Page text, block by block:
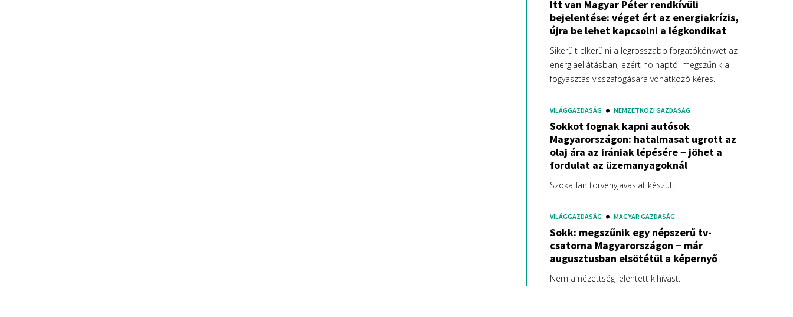
Itt van Magyar Péter rendkívüli
bejelentése: véget ért az energiakrízis,
újra be lehet kapcsolni a légkondikat
Sikerült elkerülni a legrosszabb forgatókönyvet az
energiaellátásban, ezért holnaptól megszűnik a
fogyasztás visszafogására vonatkozó kérés.
VILÁGGAZDASÁG NEMZETKÖZI GAZDASÁG
Sokkot fognak kapni autósok
Magyarországon: hatalmasat ugrott az
olaj ára az irániak lépésére − jöhet a
fordulat az üzemanyagoknál
Szokatlan törvényjavaslat készül.
VILÁGGAZDASÁG MAGYAR GAZDASÁG
Sokk: megszűnik egy népszerű tv-
csatorna Magyarországon − már
augusztusban elsötétül a képernyő
Nem a nézettség jelentett kihívást.